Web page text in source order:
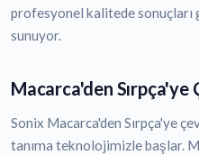
profesyonel kalitede
sunuyor.
Macarca'den Sırpça'ye
Sonix Macarca'den Sırpça'ye
tanıma teknolojimizle başlar.